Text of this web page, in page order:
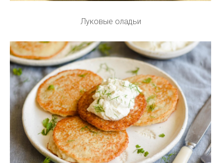
Луковые оладьи